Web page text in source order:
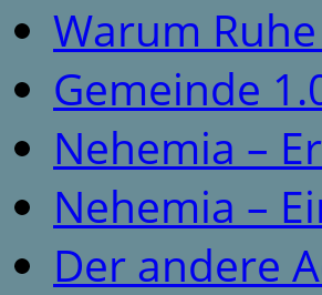
Warum
Gemeinde
Nehemia –
Nehemia –
Der andere